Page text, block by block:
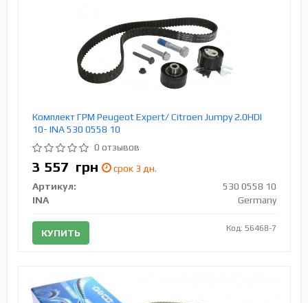
Комплект ГРМ Peugeot Expert/ Citroen Jumpy 2.0HDI
10- INA 530 0558 10
0 отзывов
3 557 грн
срок 3 дн.
Артикул:
530 0558 10
INA
Germany
КУПИТЬ Код: 56468-7